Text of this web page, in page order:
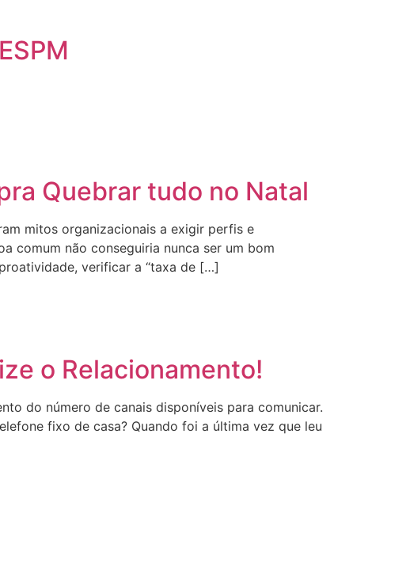
Quebrar tudo no Natal
mitos organizacionais a exigir perfis e
comum não conseguiria nunca ser um bom
verificar a “taxa de […]
o Relacionamento!
do número de canais disponíveis para comunicar.
fixo de casa? Quando foi a última vez que leu